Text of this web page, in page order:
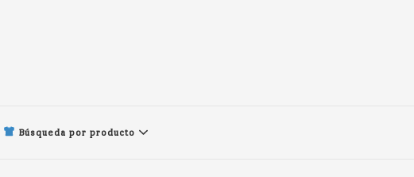
Búsqueda por producto